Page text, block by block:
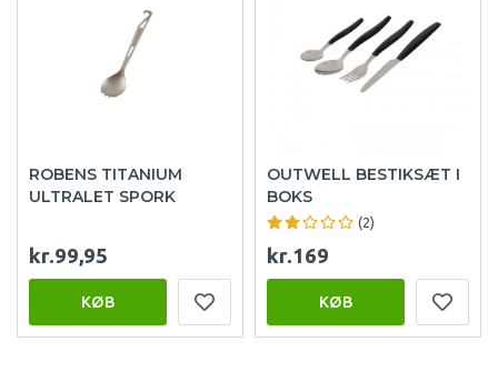
ROBENS TITANIUM
ULTRALET SPORK
kr.99,95
KØB
OUTWELL BESTIKSÆT I
BOKS
(2)
kr.169
KØB